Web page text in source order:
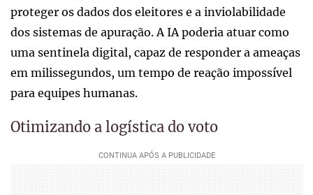
proteger os dados dos eleitores e a inviolabilidade
dos sistemas de apuração. A IA poderia atuar como
uma sentinela digital, capaz de responder a ameaças
em milissegundos, um tempo de reação impossível
para equipes humanas.
Otimizando a logística do voto